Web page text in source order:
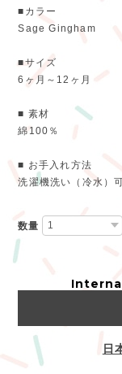
■カラー
Sage Gingham
■サイズ
6ヶ月～12ヶ月
■ 素材
綿100％
■ お手入れ方法
洗濯機洗い（冷水）
数量
日